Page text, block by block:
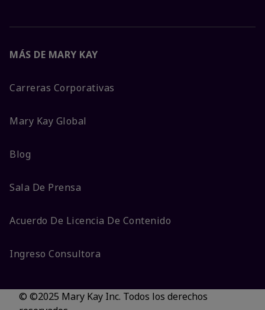
MÁS DE MARY KAY
Carreras Corporativas
Mary Kay Global
Blog
Sala De Prensa
Acuerdo De Licencia De Contenido
Ingreso Consultora
© ©2025 Mary Kay Inc. Todos los derechos